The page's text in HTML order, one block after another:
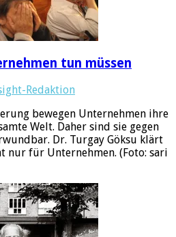
tun müssen
Redaktion
bewegen Unternehmen ihre
Welt. Daher sind sie gegen
Dr. Turgay Göksu klärt
nur für Unternehmen. (Foto: sari